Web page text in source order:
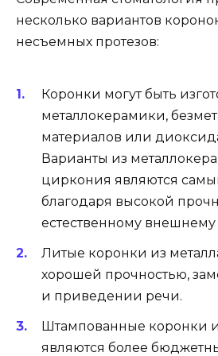
несколько вариантов
несъемных протезов:
Коронки могут быть
металлокерамики,
материалов или
Варианты из
циркония являются
благодаря высокой
естественному внешнему
Литые коронки из
хорошей прочностью,
и приведении речи.
Штампованные коронки
являются более